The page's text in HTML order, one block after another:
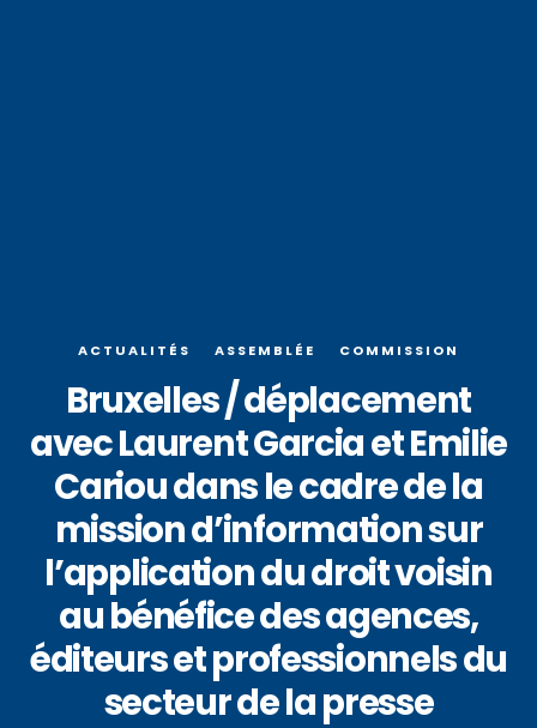
ACTUALITÉS ASSEMBLÉE COMMISSION
Bruxelles / déplacement
avec Laurent Garcia et Emilie
Cariou dans le cadre de la
mission d’information sur
l’application du droit voisin
au bénéfice des agences,
éditeurs et professionnels du
secteur de la presse